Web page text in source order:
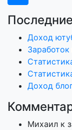
Доход
Доход
Михаил к